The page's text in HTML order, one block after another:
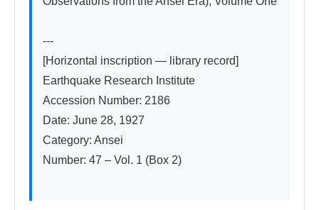
---
[Horizontal inscription — library record]
Earthquake Research Institute
Accession Number: 2186
Date: June 28, 1927
Category: Ansei
Number: 47 – Vol. 1 (Box 2)